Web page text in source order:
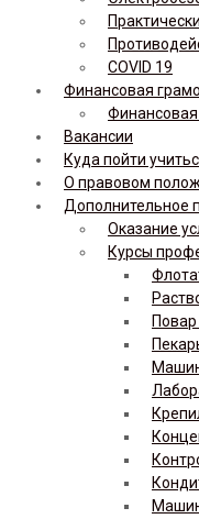
COVID 19
Финансовая
Финансовая
Вакансии
Куда пойти
О правовом
Дополнительное
Оказание
Курсы